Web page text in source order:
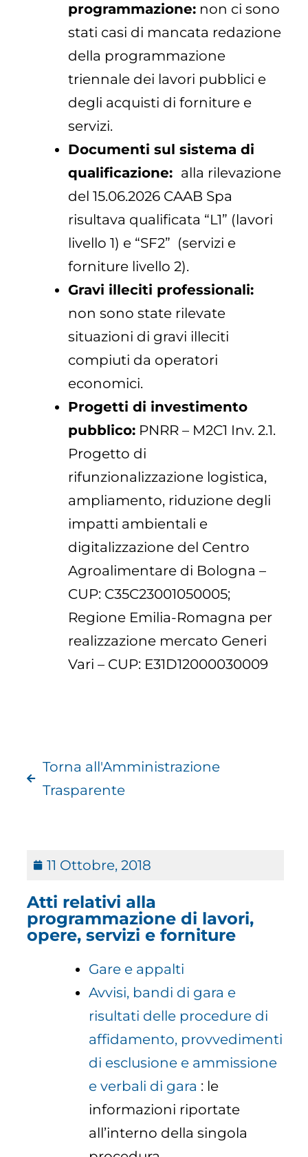
programmazione: non ci sono
stati casi di mancata redazione
della programmazione
triennale dei lavori pubblici e
degli acquisti di forniture e
servizi.
Documenti sul sistema di
qualificazione: alla rilevazione
del 15.06.2026 CAAB Spa
risultava qualificata “L1” (lavori
livello 1) e “SF2” (servizi e
forniture livello 2).
Gravi illeciti professionali:
non sono state rilevate
situazioni di gravi illeciti
compiuti da operatori
economici.
Progetti di investimento
pubblico: PNRR – M2C1 Inv. 2.1.
Progetto di
rifunzionalizzazione logistica,
ampliamento, riduzione degli
impatti ambientali e
digitalizzazione del Centro
Agroalimentare di Bologna –
CUP: C35C23001050005;
Regione Emilia-Romagna per
realizzazione mercato Generi
Vari – CUP: E31D12000030009
Torna all'Amministrazione
Trasparente
11 Ottobre, 2018
Atti relativi alla
programmazione di lavori,
opere, servizi e forniture
Gare e appalti
Avvisi, bandi di gara e
risultati delle procedure di
affidamento, provvedimenti
di esclusione e ammissione
e verbali di gara : le
informazioni riportate
all’interno della singola